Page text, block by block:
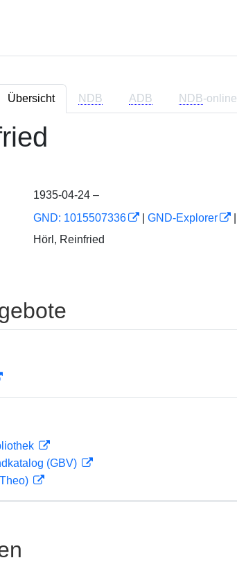
Übersicht NDB ADB NDB-online
1935-04-24 –
GND: 1015507336 GND-Explorer
Hörl, Reinfried
(GBV)